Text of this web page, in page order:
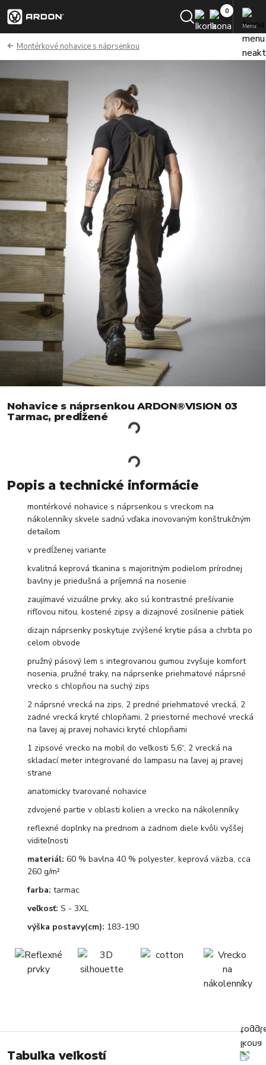
Menu
Montérkové nohavice s náprsenkou
Nohavice s náprsenkou ARDON®VISION 03
Tarmac, predĺžené
Popis a technické informácie
montérkové nohavice s náprsenkou s vreckom na
nákolenníky skvele sadnú vďaka inovovaným konštrukčným
detailom
v predĺženej variante
kvalitná keprová tkanina s majoritným podielom prírodnej
bavlny je priedušná a príjemná na nosenie
zaujímavé vizuálne prvky, ako sú kontrastné prešívanie
rifľovou niťou, kostené zipsy a dizajnové zosilnenie pätiek
dizajn náprsenky poskytuje zvýšené krytie pása a chrbta po
celom obvode
pružný pásový lem s integrovanou gumou zvyšuje komfort
nosenia, pružné traky, na náprsenke priehmatové náprsné
vrecko s chlopňou na suchý zips
2 náprsné vrecká na zips, 2 predné priehmatové vrecká, 2
zadné vrecká kryté chlopňami, 2 priestorné mechové vrecká
na ľavej aj pravej nohavici kryté chlopňami
1 zipsové vrecko na mobil do veľkosti 5,6“, 2 vrecká na
skladací meter integrované do lampasu na ľavej aj pravej
strane
anatomicky tvarované nohavice
zdvojené partie v oblasti kolien a vrecko na nákolenníky
reflexné doplnky na prednom a zadnom diele kvôli vyššej
viditeľnosti
materiál: 60 % bavlna 40 % polyester, keprová väzba, cca
260 g/m²
farba: tarmac
veľkosť: S - 3XL
výška postavy(cm): 183-190
Tabuľka veľkostí